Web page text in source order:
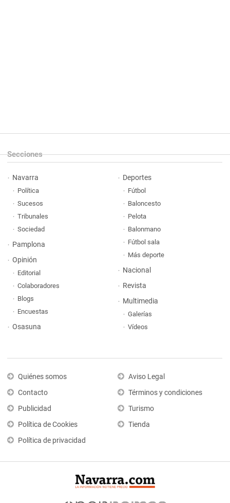
Secciones
Navarra
Política
Sucesos
Tribunales
Sociedad
Pamplona
Opinión
Editorial
Colaboradores
Blogs
Encuestas
Osasuna
Deportes
Fútbol
Baloncesto
Pelota
Balonmano
Fútbol sala
Más deporte
Nacional
Revista
Multimedia
Galerías
Vídeos
Quiénes somos
Contacto
Publicidad
Política de Cookies
Política de privacidad
Aviso Legal
Términos y condiciones
Turismo
Tienda